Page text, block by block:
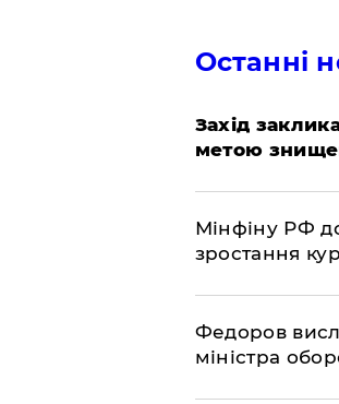
Останні
​Захід
метою
​Мінфіну РФ
зростання
​Федоров
міністра